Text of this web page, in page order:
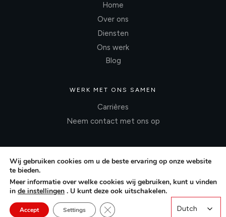
Home
Over ons
Diensten
Ons werk
Blog
WERK MET ONS SAMEN
Carrières
Neem contact met ons op
Wij gebruiken cookies om u de beste ervaring op onze website
te bieden.
Meer informatie over welke cookies wij gebruiken, kunt u vinden
in de instellingen . U kunt deze ook uitschakelen.
Accept Settings Close GDPR Cookie Banner
Dutch
Dutch